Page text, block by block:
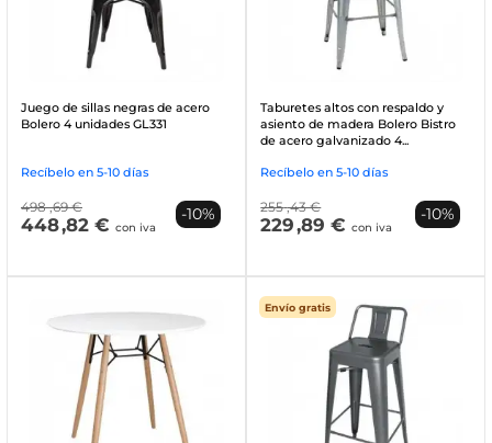
Juego de sillas negras de acero
Bolero 4 unidades GL331
Recíbelo en 5-10 días
498 ,69 €
448,82 € con iva
-10%
Taburetes altos con respaldo y
asiento de madera Bolero Bistro
de acero galvanizado 4...
Recíbelo en 5-10 días
255 ,43 €
229,89 € con iva
-10%
Envío gratis